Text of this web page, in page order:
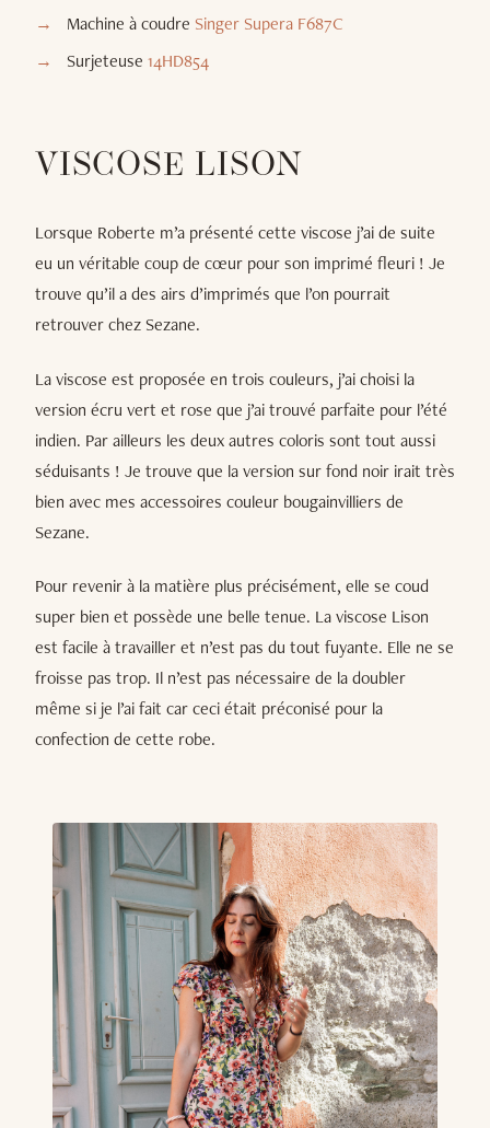
Machine à coudre Singer Supera F687C
Surjeteuse 14HD854
VISCOSE LISON
Lorsque Roberte m’a présenté cette viscose j’ai de suite
eu un véritable coup de cœur pour son imprimé fleuri ! Je
trouve qu’il a des airs d’imprimés que l’on pourrait
retrouver chez Sezane.
La viscose est proposée en trois couleurs, j’ai choisi la
version écru vert et rose que j’ai trouvé parfaite pour l’été
indien. Par ailleurs les deux autres coloris sont tout aussi
séduisants ! Je trouve que la version sur fond noir irait très
bien avec mes accessoires couleur bougainvilliers de
Sezane.
Pour revenir à la matière plus précisément, elle se coud
super bien et possède une belle tenue. La viscose Lison
est facile à travailler et n’est pas du tout fuyante. Elle ne se
froisse pas trop. Il n’est pas nécessaire de la doubler
même si je l’ai fait car ceci était préconisé pour la
confection de cette robe.